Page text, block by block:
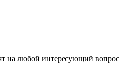
на любой интересующий вопрос